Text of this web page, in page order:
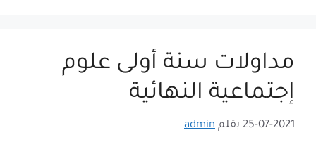
مداولات سنة أولى علوم
إجتماعية النهائية
25-07-2021 بقلم admin